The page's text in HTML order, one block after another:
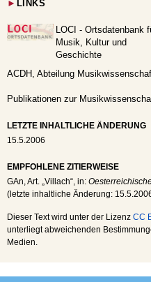
► LINKS
LOCI - Ortsdatenbank
Musik, Kultur und
Geschichte
ACDH, Abteilung
Publikationen zur
LETZTE INHALTLICHE ÄNDERUNG
15.5.2006
EMPFOHLENE ZITIERWEISE
GAn, Art. „Villach“, in:
(letzte inhaltliche Änderung:
Dieser Text wird unter der Lizenz CC
unterliegt abweichenden
Medien.